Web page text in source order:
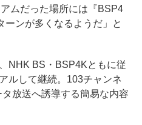
ムだった場所には『BSP4
ーンが多くなるようだ」と
NHK BS・BSP4Kともに従
ルして継続。103チャンネ
放送へ誘導する簡易な内容